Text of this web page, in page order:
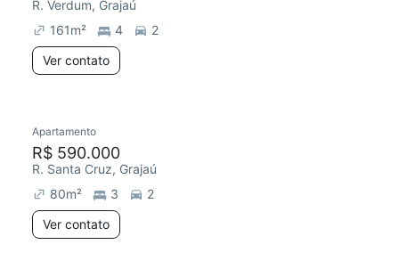
R. Verdum, Grajaú
161m² 4
2
Ver contato
Redecorar
Apartamento
R$ 590.000
R. Santa Cruz, Grajaú
80m² 3
2
Ver contato